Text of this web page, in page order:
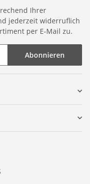
Ihrer
jederzeit widerruflich
per E-Mail zu.
Abonnieren